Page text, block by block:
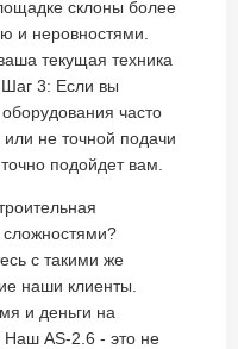
склоны более
и неровностями.
текущая техника
Шаг 3: Если вы
часто
или не точной подачи
подойдет вам.
с такими же
наши клиенты.
и деньги на
AS-2.6 - это не